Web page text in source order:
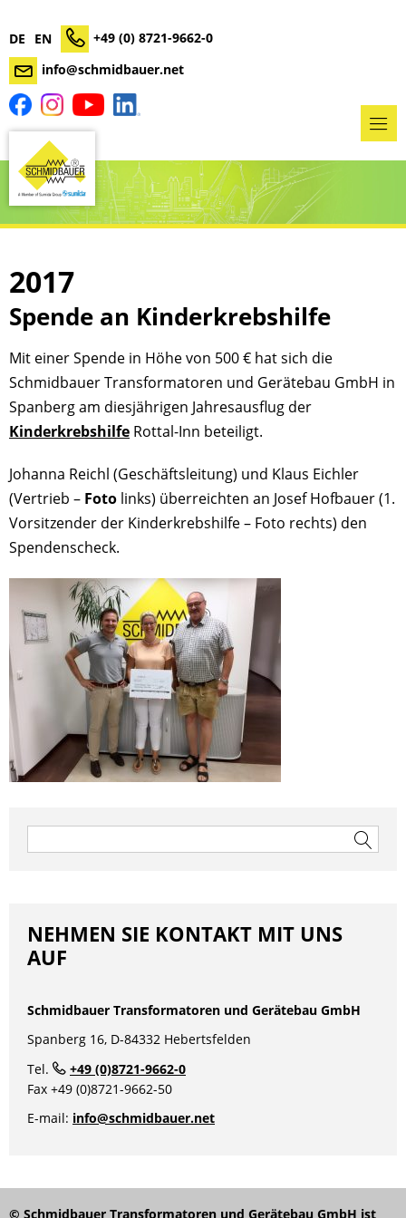
DE EN
+49 (0) 8721-9662-0
info@schmidbauer.net
2017
Spende an Kinderkrebshilfe
Mit einer Spende in Höhe von 500 € hat sich die
Schmidbauer Transformatoren und Gerätebau GmbH in
Spanberg am diesjährigen Jahresausflug der
Kinderkrebshilfe Rottal-Inn beteiligt.
Johanna Reichl (Geschäftsleitung) und Klaus Eichler
(Vertrieb – Foto links) überreichten an Josef Hofbauer (1.
Vorsitzender der Kinderkrebshilfe – Foto rechts) den
Spendenscheck.
NEHMEN SIE KONTAKT MIT UNS
AUF
Schmidbauer Transformatoren und Gerätebau GmbH
Spanberg 16, D-84332 Hebertsfelden
Tel.
+49 (0)8721-9662-0
Fax +49 (0)8721-9662-50
E-mail: info@schmidbauer.net
© Schmidbauer Transformatoren und Gerätebau GmbH ist